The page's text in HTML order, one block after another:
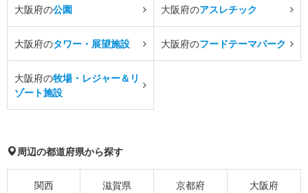
大阪府の公園 大阪府のアスレチック
大阪府のタワー・展望施設 大阪府のフードテーマパーク
大阪府の牧場・レジャー＆リ
ゾート施設
周辺の都道府県から探す
関西 滋賀県 京都府 大阪府